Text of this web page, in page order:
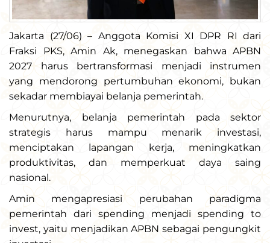
Jakarta (27/06) – Anggota Komisi XI DPR RI dari
Fraksi PKS, Amin Ak, menegaskan bahwa APBN
2027 harus bertransformasi menjadi instrumen
yang mendorong pertumbuhan ekonomi, bukan
sekadar membiayai belanja pemerintah.
Menurutnya, belanja pemerintah pada sektor
strategis harus mampu menarik investasi,
menciptakan lapangan kerja, meningkatkan
produktivitas, dan memperkuat daya saing
nasional.
Amin mengapresiasi perubahan paradigma
pemerintah dari spending menjadi spending to
invest, yaitu menjadikan APBN sebagai pengungkit